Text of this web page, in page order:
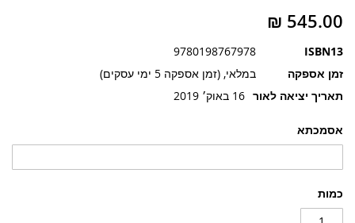
אסמכתא
כמות
ISBN13
9780198767978
זמן אספקה
במלאי, (זמן אספקה 5 ימי עסקים)
תאריך יציאה לאור 16 באוק׳ 2019